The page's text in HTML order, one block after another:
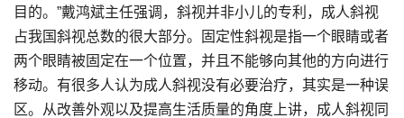
目的。”戴鸿斌主任强调，斜视并非小儿的专利，成人斜视
占我国斜视总数的很大部分。固定性斜视是指一个眼睛或者
两个眼睛被固定在一个位置，并且不能够向其他的方向进行
移动。有很多人认为成人斜视没有必要治疗，其实是一种误
区。从改善外观以及提高生活质量的角度上讲，成人斜视同